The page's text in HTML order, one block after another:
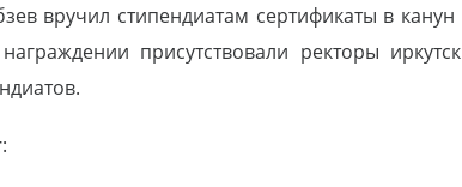
вручил стипендиатам сертификаты в канун
присутствовали ректоры
: